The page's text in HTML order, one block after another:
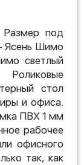
Размер под
Ясень Шимо
светлый
стол
и офиса.
ПВХ 1 мм
рабочее
офисного
так, как